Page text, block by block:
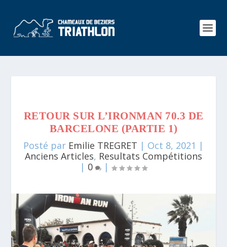
RETOUR SUR L’IRONMAN 70.3 DE
BARCELONE (PARTIE 1)
Posté par Emilie TREGRET | Oct 8, 2021 |
Anciens Articles, Resultats Compétitions
| 0 |